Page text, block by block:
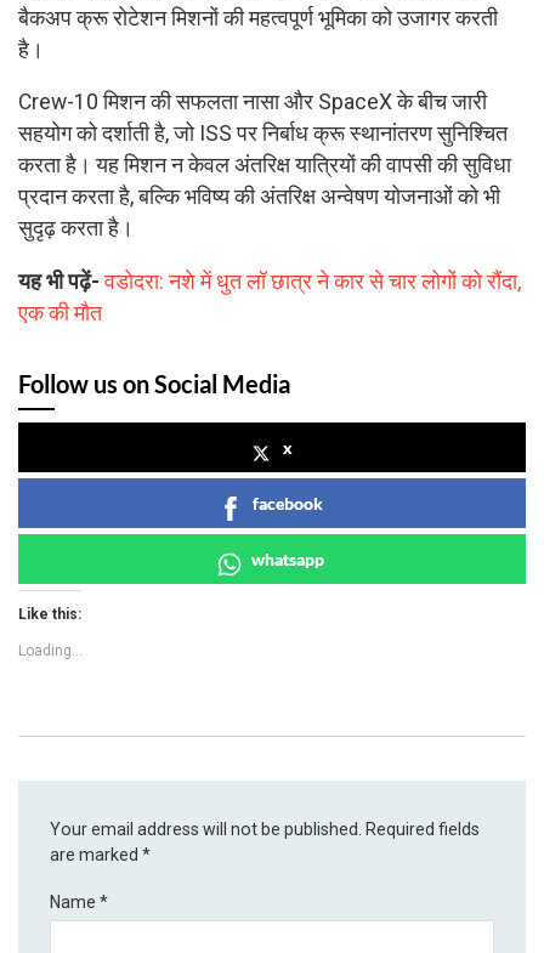
बैकअप क्रू रोटेशन मिशनों की महत्वपूर्ण भूमिका को उजागर करती
है।
Crew-10 मिशन की सफलता नासा और SpaceX के बीच जारी
सहयोग को दर्शाती है, जो ISS पर निर्बाध क्रू स्थानांतरण सुनिश्चित
करता है। यह मिशन न केवल अंतरिक्ष यात्रियों की वापसी की सुविधा
प्रदान करता है, बल्कि भविष्य की अंतरिक्ष अन्वेषण योजनाओं को भी
सुदृढ़ करता है।
यह भी पढ़ें- वडोदरा: नशे में धुत लॉ छात्र ने कार से चार लोगों को रौंदा,
एक की मौत
Follow us on Social Media
x
facebook
whatsapp
Like this:
Loading...
Your email address will not be published. Required fields
are marked*
Name*